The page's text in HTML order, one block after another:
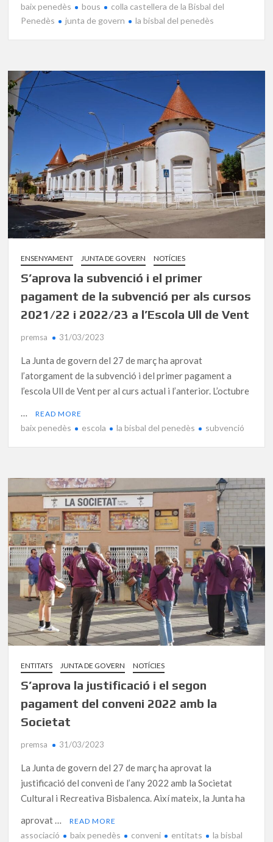
baix penedès bous
colla castellera de la Bisbal del
Penedès
junta de govern la bisbal del penedès
ENSENYAMENT JUNTA DE GOVERN NOTÍCIES
S’aprova la subvenció i el primer
pagament de la subvenció per als cursos
2021/22 i 2022/23 a l’Escola Ull de Vent
premsa 31/03/2023
La Junta de govern del 27 de març ha aprovat
l’atorgament de la subvenció i del primer pagament a
l’escola Ull de Vent per al curs actual i l’anterior. L’octubre
…
READ MORE
baix penedès escola la bisbal del penedès subvenció
ENTITATS JUNTA DE GOVERN NOTÍCIES
S’aprova la justificació i el segon
pagament del conveni 2022 amb la
Societat
premsa 31/03/2023
La Junta de govern del 27 de març ha aprovat la
justificació del conveni de l’any 2022 amb la Societat
Cultural i Recreativa Bisbalenca. Així mateix, la Junta ha
aprovat …
READ MORE
associació baix penedès conveni entitats la bisbal